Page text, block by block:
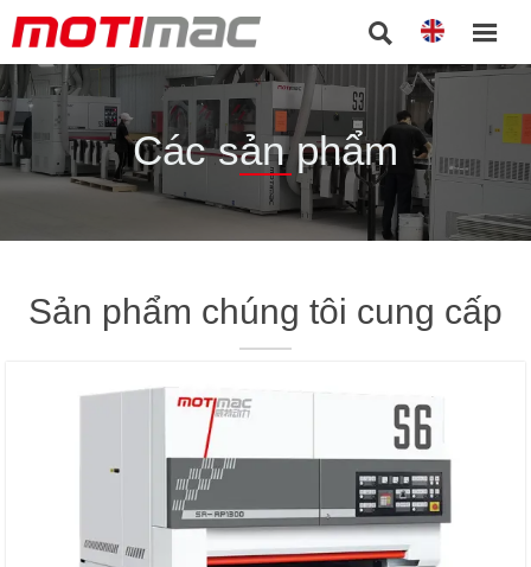
 
Các sản phẩm
Sản phẩm chúng tôi cung cấp